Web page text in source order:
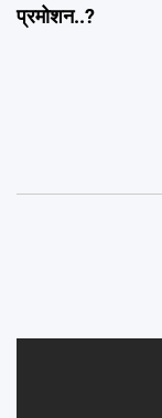
प्रमोशन..?